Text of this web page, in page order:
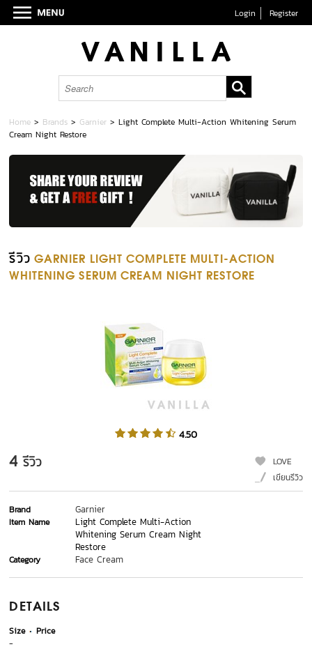
Login Register
Home > Brands > Garnier >Light Complete Multi-Action Whitening Serum
Cream Night Restore
รีวิว GARNIER LIGHT COMPLETE MULTI-ACTION
WHITENING SERUM CREAM NIGHT RESTORE
4.50
4 รีวิว
LOVE
เขียนรีวิว
Brand Garnier
Item Name
Light Complete Multi-Action
Whitening Serum Cream Night
Restore
Category Face Cream
DETAILS
Size
Price
-